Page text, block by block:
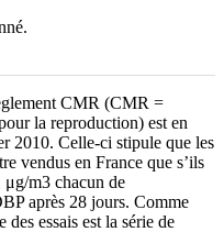
CMR (CMR =
la reproduction) est en
2010. Celle-ci stipule que les
vendus en France que s’ils
μg/m3 chacun de
après 28 jours. Comme
essais est la série de